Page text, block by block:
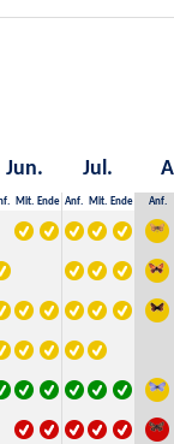
Jun. Jul.
Mit. Ende Anf. Mit. Ende Anf.